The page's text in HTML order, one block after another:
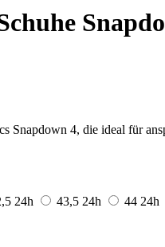
Snapdown 4, die ideal für
24h 43,5 24h 44 24h